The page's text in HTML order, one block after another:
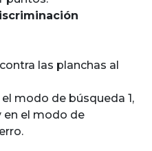
las planchas al
modo de búsqueda 1,
en el modo de